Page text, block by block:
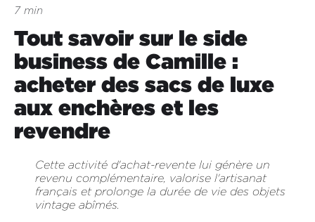
7 min
Tout savoir sur le side
business de Camille :
acheter des sacs de luxe
aux enchères et les
revendre
Cette activité d'achat-revente lui génère un
revenu complémentaire, valorise l'artisanat
français et prolonge la durée de vie des objets
vintage abîmés.